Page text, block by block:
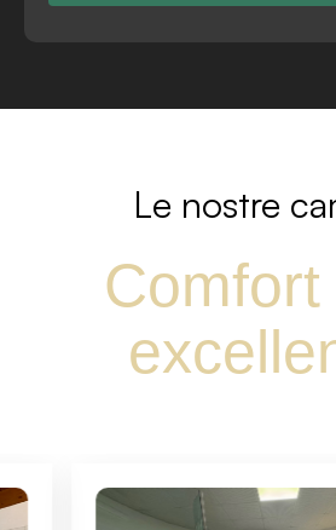
Le nostre
Comfort